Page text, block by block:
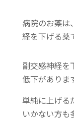
病院のお薬は
経を下げる薬
副交感神経を
低下がありま
単純に上げる
いかない方も